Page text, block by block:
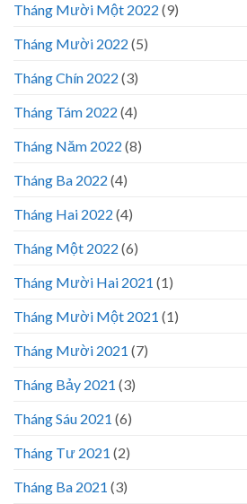
Tháng Mười Một 2022 (9)
Tháng Mười 2022 (5)
Tháng Chín 2022 (3)
Tháng Tám 2022 (4)
Tháng Năm 2022 (8)
Tháng Ba 2022 (4)
Tháng Hai 2022 (4)
Tháng Một 2022 (6)
Tháng Mười Hai 2021 (1)
Tháng Mười Một 2021 (1)
Tháng Mười 2021 (7)
Tháng Bảy 2021 (3)
Tháng Sáu 2021 (6)
Tháng Tư 2021 (2)
Tháng Ba 2021 (3)